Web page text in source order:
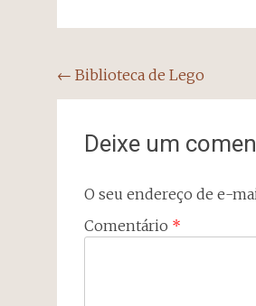
Navegação
do
post
← Biblioteca de Lego
Deixe um
O seu endereço de e-
Comentário *